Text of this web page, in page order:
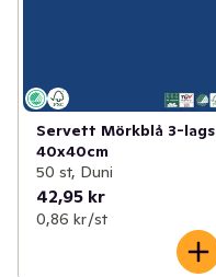
Servett Mörkblå 3-lags
40x40cm
50 st, Duni
42,95 kr
0,86 kr /st